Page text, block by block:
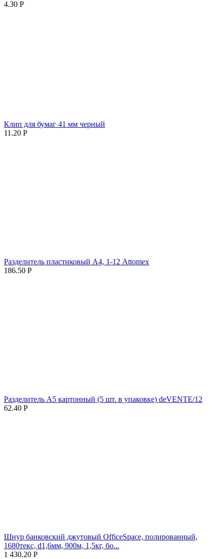
4.30 Р
Клип для бумаг 41 мм черный
11.20 Р
Разделитель пластиковый А4, 1-12 Attomex
186.50 Р
Разделитель А5 картонный (5 шт. в упаковке) deVENTE/12
62.40 Р
Шнур банковский джутовый OfficeSpace, полированный,
1680текс, d1,6мм, 900м, 1,5кг, бо...
1 430.20 Р